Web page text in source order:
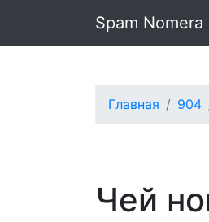
Spam Nomera
Главная 904
Чей